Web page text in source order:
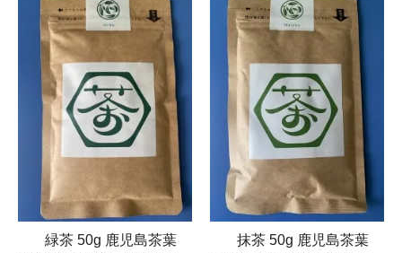
緑茶 50g 鹿児島茶葉
抹茶 50g 鹿児島茶葉